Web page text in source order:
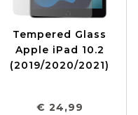
Tempered Glass
Apple iPad 10.2
(2019/2020/2021)
€ 24,99